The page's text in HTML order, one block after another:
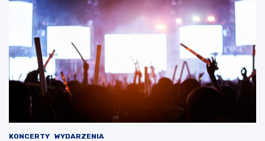
KONCERTY WYDARZENIA